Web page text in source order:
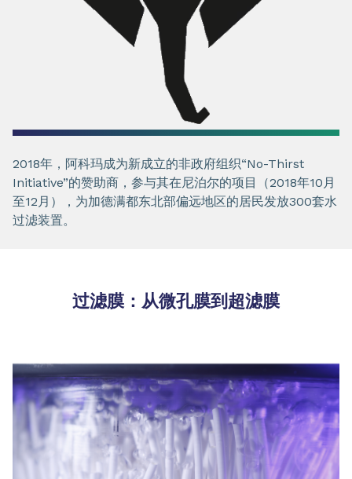
2018年，阿科玛成为新成立的非政府组织“No-Thirst
Initiative”的赞助商，参与其在尼泊尔的项目（2018年10月
至12月），为加德满都东北部偏远地区的居民发放300套水
过滤装置。
过滤膜：从微孔膜到超滤膜